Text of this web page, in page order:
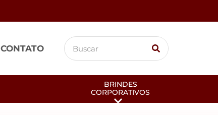
CONTATO
BRINDES
CORPORATIVOS